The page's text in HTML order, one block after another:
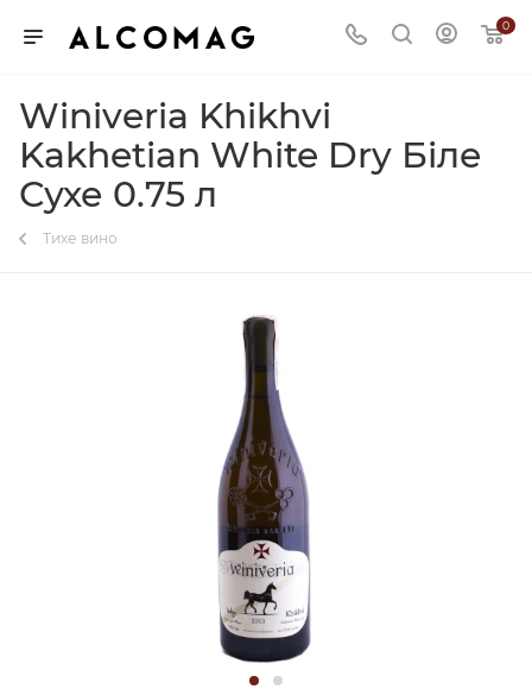
0
Winiveria Khikhvi
Kakhetian White Dry Біле
Сухе 0.75 л
Тихе вино